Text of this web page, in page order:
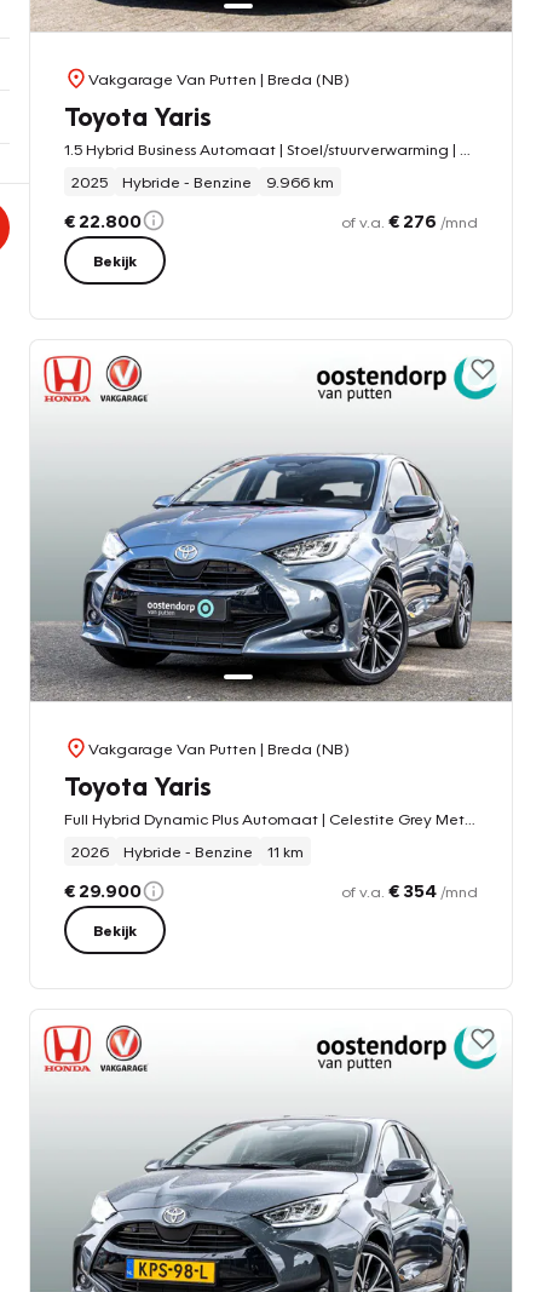
Vakgarage Van Putten | Breda (NB)
Toyota Yaris
2025
Hybride - Benzine 9.966 km
€ 22.800 of v.a. € 276 /mnd
Bekijk
Vakgarage Van Putten | Breda (NB)
Toyota Yaris
2026
Hybride - Benzine 11 km
€ 29.900 of v.a. € 354 /mnd
Bekijk